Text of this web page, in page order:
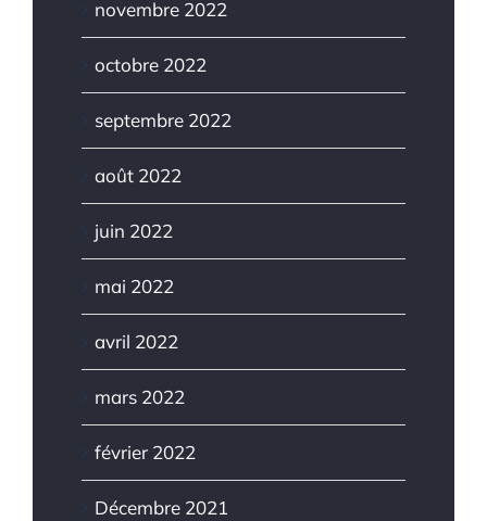
novembre 2022
octobre 2022
septembre 2022
août 2022
juin 2022
mai 2022
avril 2022
mars 2022
février 2022
Décembre 2021